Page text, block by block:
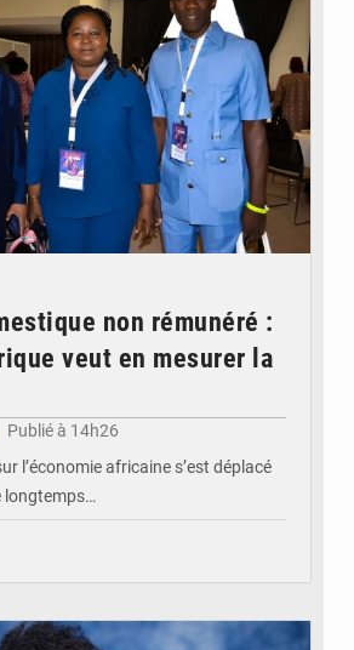
non rémunéré :
veut en mesurer la
Publié à 14h26
l’économie africaine s’est déplacé
longtemps…